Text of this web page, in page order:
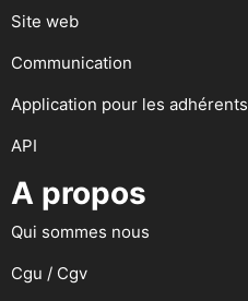
Site web
Communication
Application pour les adhérents
API
A propos
Qui sommes nous
Cgu / Cgv